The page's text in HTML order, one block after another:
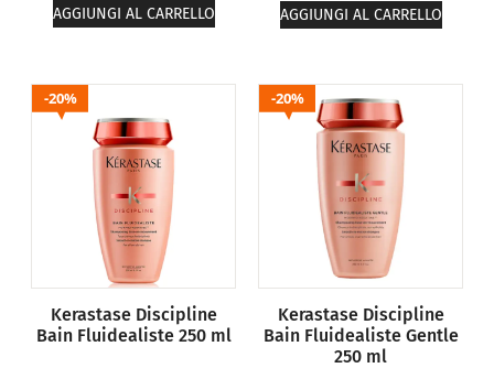
AGGIUNGI AL CARRELLO AGGIUNGI AL CARRELLO
20%
Kerastase Discipline
Bain Fluidealiste 250 ml
20%
Kerastase Discipline
Bain Fluidealiste Gentle
250 ml